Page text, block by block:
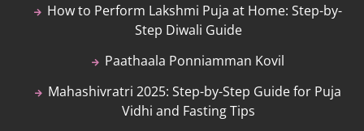
How to Perform Lakshmi Puja at Home: Step-by-
Step Diwali Guide
Paathaala Ponniamman Kovil
Mahashivratri 2025: Step-by-Step Guide for Puja
Vidhi and Fasting Tips